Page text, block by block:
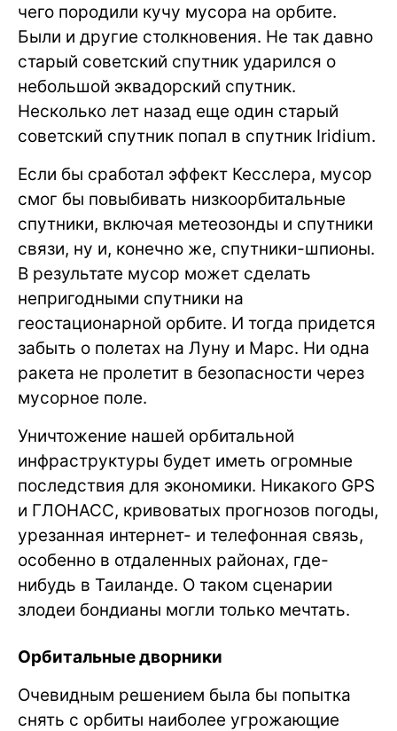
чего породили кучу мусора на орбите.
Были и другие столкновения. Не так давно
старый советский спутник ударился о
небольшой эквадорский спутник.
Несколько лет назад еще один старый
советский спутник попал в спутник Iridium.
Если бы сработал эффект Кесслера, мусор
смог бы повыбивать низкоорбитальные
спутники, включая метеозонды и спутники
связи, ну и, конечно же, спутники-шпионы.
В результате мусор может сделать
непригодными спутники на
геостационарной орбите. И тогда придется
забыть о полетах на Луну и Марс. Ни одна
ракета не пролетит в безопасности через
мусорное поле.
Уничтожение нашей орбитальной
инфраструктуры будет иметь огромные
последствия для экономики. Никакого GPS
и ГЛОНАСС, кривоватых прогнозов погоды,
урезанная интернет- и телефонная связь,
особенно в отдаленных районах, где-
нибудь в Таиланде. О таком сценарии
злодеи бондианы могли только мечтать.
Орбитальные дворники
Очевидным решением была бы попытка
снять с орбиты наиболее угрожающие